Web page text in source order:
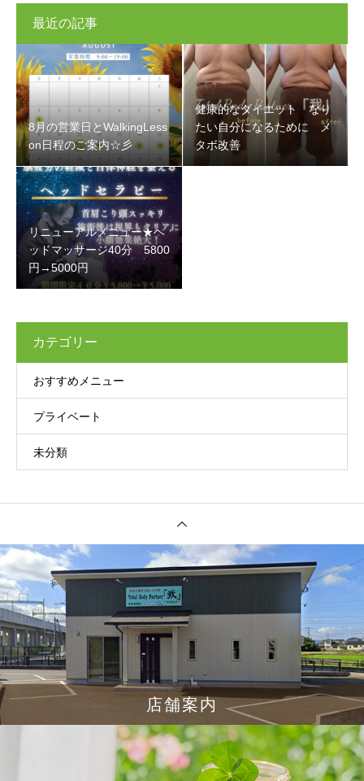
最近の記事
8月の営業日とWalkingLess
on日程のご案内☆彡
健康的なダイエット なり
たい自分になるために メ
タボ改善
リニューアルメニュー★ヘ
ッドマッサージ40分 5800
円→5000円
カテゴリー
おすすめメニュー
プライベート
未分類
店舗案内